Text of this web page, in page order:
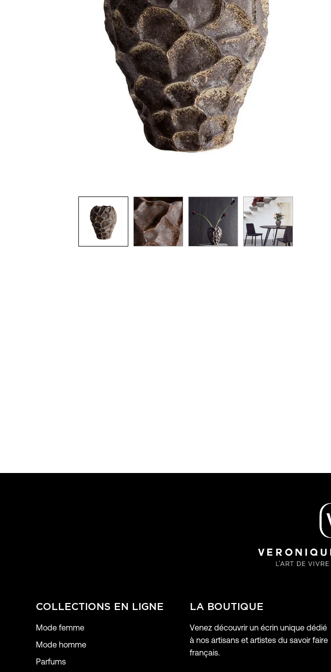
COLLECTIONS EN LIGNE
Mode femme
Mode homme
Parfums
LA BOUTIQUE
Venez découvrir un écrin unique dédié
à nos artisans et artistes du savoir faire
français.